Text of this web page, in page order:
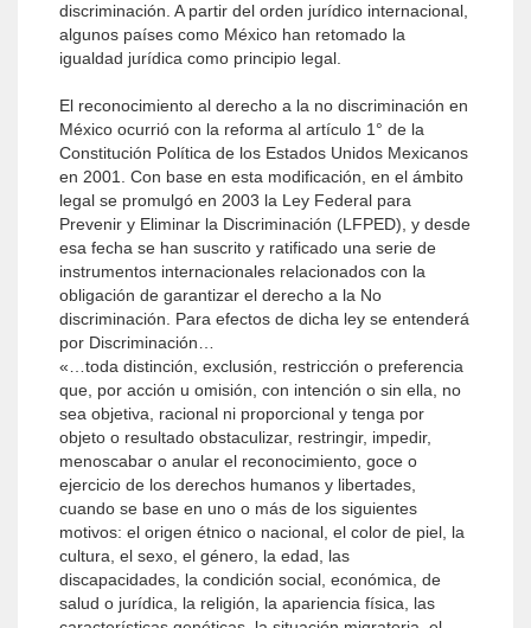
discriminación. A partir del orden jurídico internacional,
algunos países como México han retomado la
igualdad jurídica como principio legal.
El reconocimiento al derecho a la no discriminación en
México ocurrió con la reforma al artículo 1° de la
Constitución Política de los Estados Unidos Mexicanos
en 2001. Con base en esta modificación, en el ámbito
legal se promulgó en 2003 la Ley Federal para
Prevenir y Eliminar la Discriminación (LFPED), y desde
esa fecha se han suscrito y ratificado una serie de
instrumentos internacionales relacionados con la
obligación de garantizar el derecho a la No
discriminación. Para efectos de dicha ley se entenderá
por Discriminación…
«…toda distinción, exclusión, restricción o preferencia
que, por acción u omisión, con intención o sin ella, no
sea objetiva, racional ni proporcional y tenga por
objeto o resultado obstaculizar, restringir, impedir,
menoscabar o anular el reconocimiento, goce o
ejercicio de los derechos humanos y libertades,
cuando se base en uno o más de los siguientes
motivos: el origen étnico o nacional, el color de piel, la
cultura, el sexo, el género, la edad, las
discapacidades, la condición social, económica, de
salud o jurídica, la religión, la apariencia física, las